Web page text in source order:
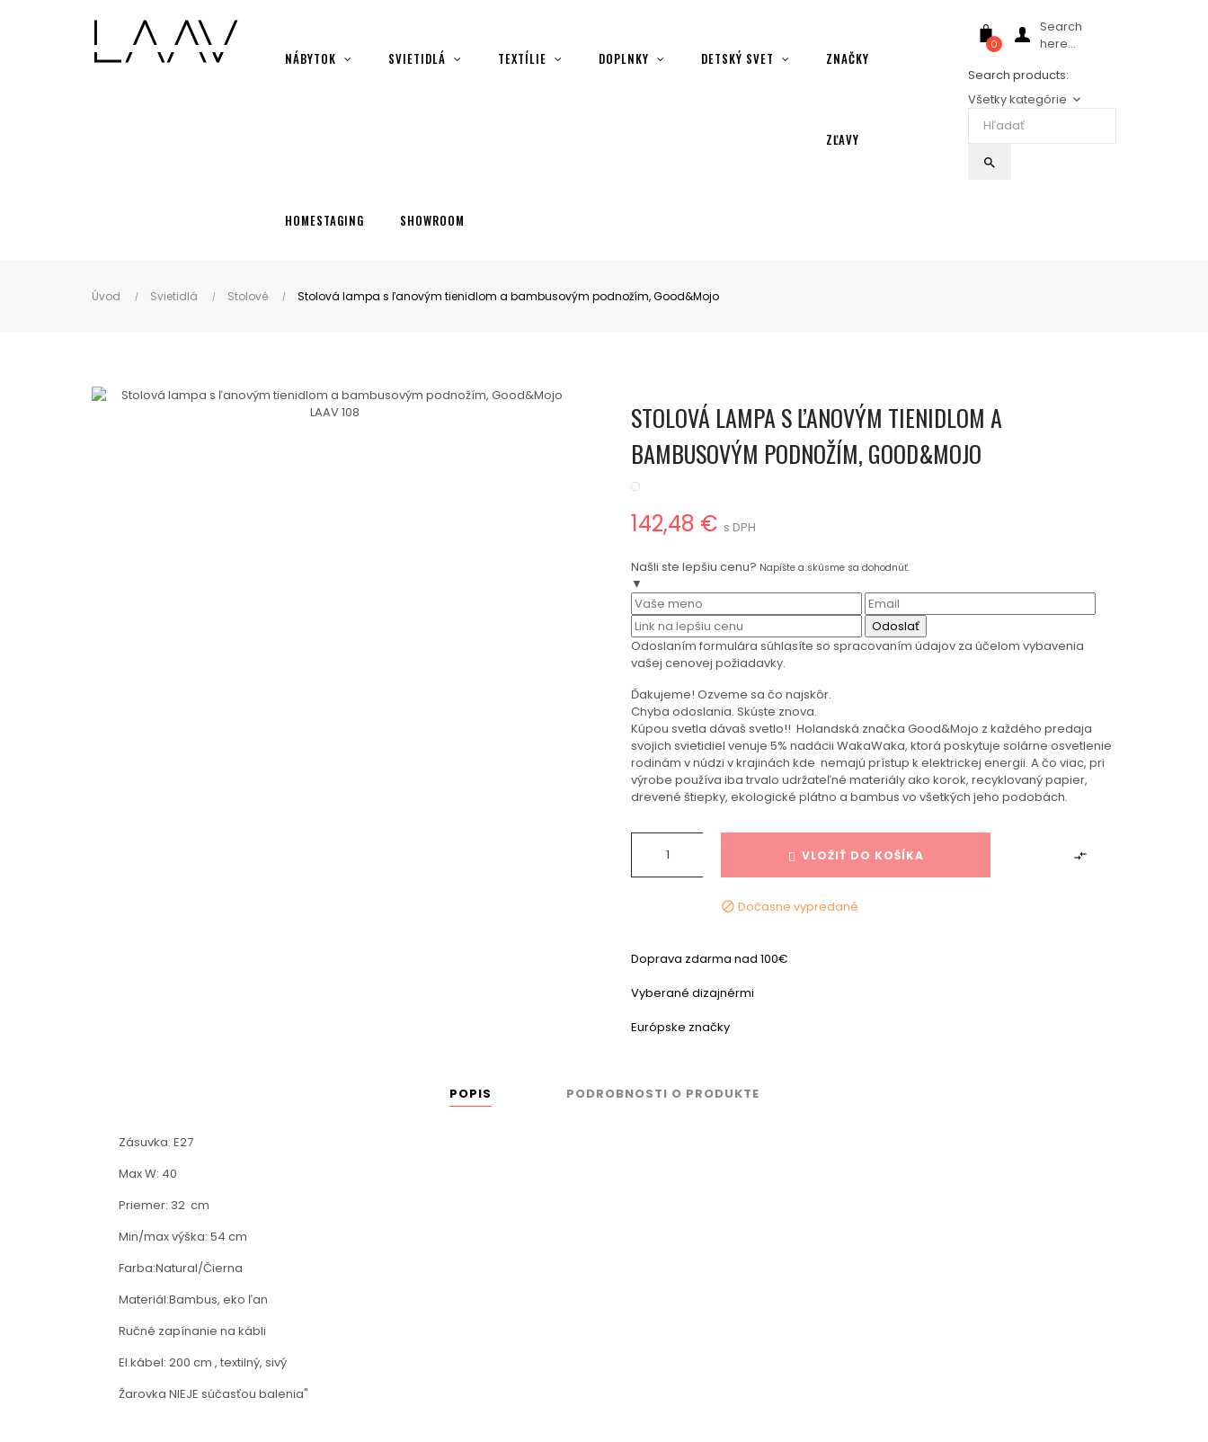
NÁBYTOK SVIETIDLÁ TEXTÍLIE DOPLNKY DETSKÝ SVET ZNAČKY
ZĽAVY
HOMESTAGING SHOWROOM
0
Search
here...
Search products:
Všetky kategórie keyboard_arrow_down
search
Úvod Svietidlá Stolové Stolová lampa s ľanovým tienidlom a bambusovým podnožím, Good&Mojo
STOLOVÁ LAMPA S ĽANOVÝM TIENIDLOM A
BAMBUSOVÝM PODNOŽÍM, GOOD&MOJO
142,48 € s DPH
Našli ste lepšiu cenu? Napíšte a skúsme sa dohodnúť.
▼
Odoslať
Odoslaním formulára súhlasíte so spracovaním údajov za účelom vybavenia
vašej cenovej požiadavky.
Ďakujeme! Ozveme sa čo najskôr.
Chyba odoslania. Skúste znova.
Kúpou svetla dávaš svetlo!! Holandská značka Good&Mojo z každého predaja
svojich svietidiel venuje 5% nadácii WakaWaka, ktorá poskytuje solárne osvetlenie
rodinám v núdzi v krajinách kde nemajú prístup k elektrickej energii. A čo viac, pri
výrobe používa iba trvalo udržateľné materiály ako korok, recyklovaný papier,
drevené štiepky, ekologické plátno a bambus vo všetkých jeho podobách.
VLOŽIŤ DO KOŠÍKA 
 Dočasne vypredané
Doprava zdarma nad 100€
Vyberané dizajnérmi
Európske značky
POPIS PODROBNOSTI O PRODUKTE
Zásuvka: E27
Max W: 40
Priemer: 32 cm
Min/max výška: 54 cm
Farba:Natural/Čierna
Materiál:Bambus, eko ľan
Ručné zapínanie na kábli
El.kábel: 200 cm , textilný, sivý
Žarovka NIEJE súčasťou balenia"